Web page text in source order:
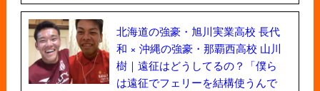
北海道の強豪・旭川実業高校 長代
和 × 沖縄の強豪・那覇西高校 山川
樹｜遠征はどうしてるの？「僕ら
は遠征でフェリーを結構使うんで